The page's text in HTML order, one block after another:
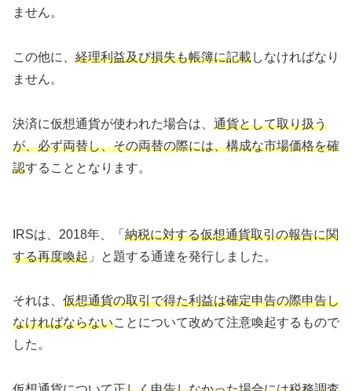
ません。
この他に、 経理利益及び損失も帳簿に記載しなければなり
ません。
決済に仮想通貨が使われた場合は、 通貨として取り扱う
が、必ず両替し、その両替の際には、構成な市場価格を確
認することとなります。
IRSは、2018年、「 納税に対する仮想通貨取引の報告に関
する再度喚起 」と題する通達を発行しました。
それは、 仮想通貨の取引で得た利益は確定申告の際申告し
なければならないことについて改めて注意喚起するもので
した。